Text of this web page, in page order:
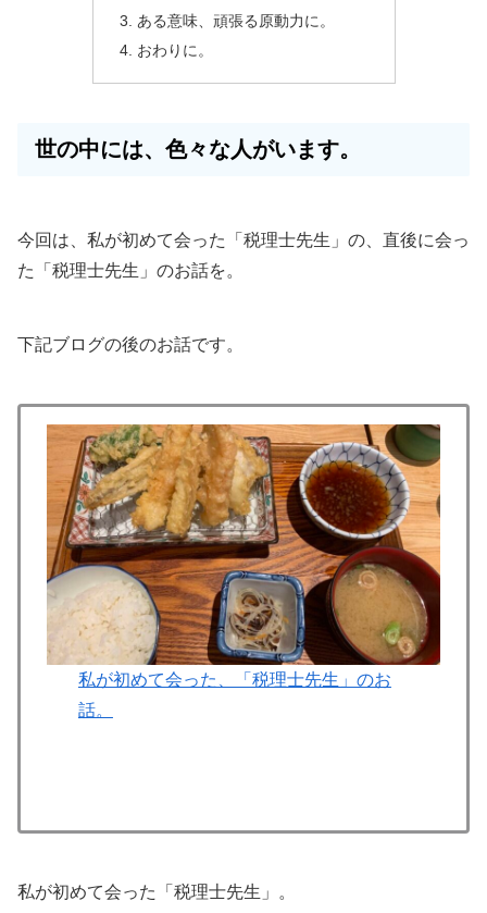
ある意味、頑張る原動力に。
おわりに。
世の中には、色々な人がいます。
今回は、私が初めて会った「税理士先生」の、直後に会っ
た「税理士先生」のお話を。
下記ブログの後のお話です。
私が初めて会った、「税理士先生」のお
話。
私が初めて会った「税理士先生」。